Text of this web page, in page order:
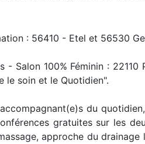
: 56410 - Etel et 56530
- Salon 100% Féminin :
le soin et le Quotidien".
du
gratuites sur les
approche du